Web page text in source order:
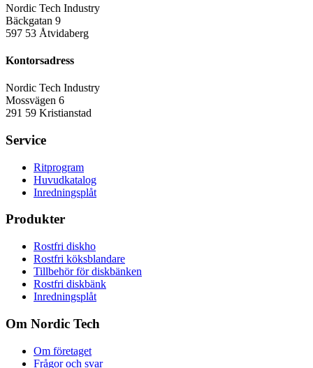
Nordic Tech Industry
Bäckgatan 9
597 53 Åtvidaberg
Kontorsadress
Nordic Tech Industry
Mossvägen 6
291 59 Kristianstad
Service
Ritprogram
Huvudkatalog
Inredningsplåt
Produkter
Rostfri diskho
Rostfri köksblandare
Tillbehör för diskbänken
Rostfri diskbänk
Inredningsplåt
Om Nordic Tech
Om företaget
Frågor och svar